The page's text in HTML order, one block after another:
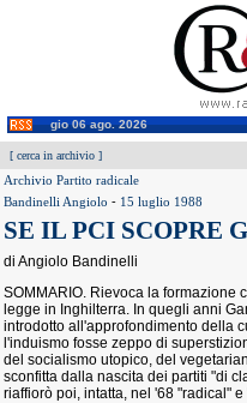
gio 06 ago. 2026
[ cerca in archivio ]
Archivio Partito radicale
Bandinelli Angiolo - 15 luglio 1988
SE IL PCI SCOPRE
di Angiolo Bandinelli
SOMMARIO. Rievoca la formazione
legge in Inghilterra. In quegli anni
introdotto all'approfondimento della
l'induismo fosse zeppo di
del socialismo utopico, del
sconfitta dalla nascita dei partiti "di
riaffiorò poi, intatta, nel '68 "radical"